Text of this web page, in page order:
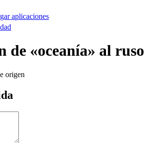
aplicaciones
de «oceanía» al ruso
origen